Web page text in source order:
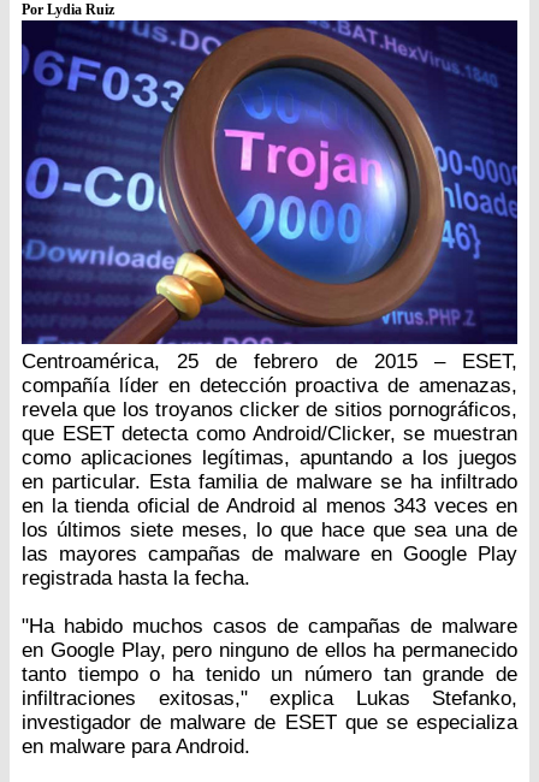
Por Lydia Ruiz
Centroamérica, 25 de febrero de 2015 – ESET,
compañía líder en detección proactiva de amenazas,
revela que los troyanos clicker de sitios pornográficos,
que ESET detecta como Android/Clicker, se muestran
como aplicaciones legítimas, apuntando a los juegos
en particular. Esta familia de malware se ha infiltrado
en la tienda oficial de Android al menos 343 veces en
los últimos siete meses, lo que hace que sea una de
las mayores campañas de malware en Google Play
registrada hasta la fecha.
"Ha habido muchos casos de campañas de malware
en Google Play, pero ninguno de ellos ha permanecido
tanto tiempo o ha tenido un número tan grande de
infiltraciones exitosas," explica Lukas Stefanko,
investigador de malware de ESET que se especializa
en malware para Android.